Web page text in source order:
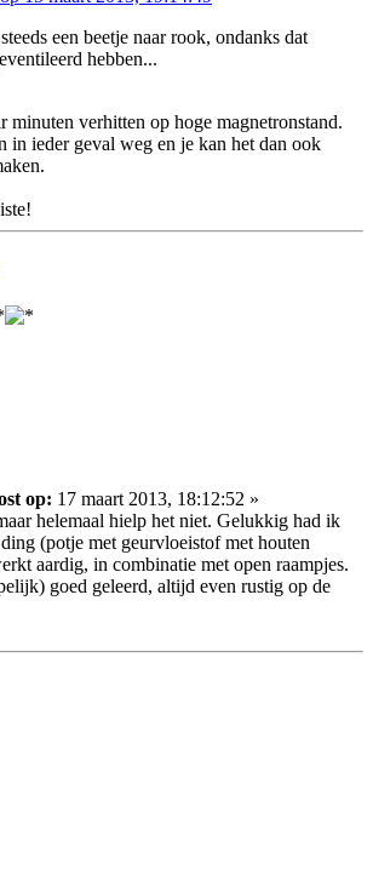
een beetje naar rook, ondanks dat
hebben...
minuten verhitten op hoge magnetronstand.
in ieder geval weg en je kan het dan ook
op: 17 maart 2013, 18:12:52 »
helemaal hielp het niet. Gelukkig had ik
(potje met geurvloeistof met houten
aardig, in combinatie met open raampjes.
goed geleerd, altijd even rustig op de